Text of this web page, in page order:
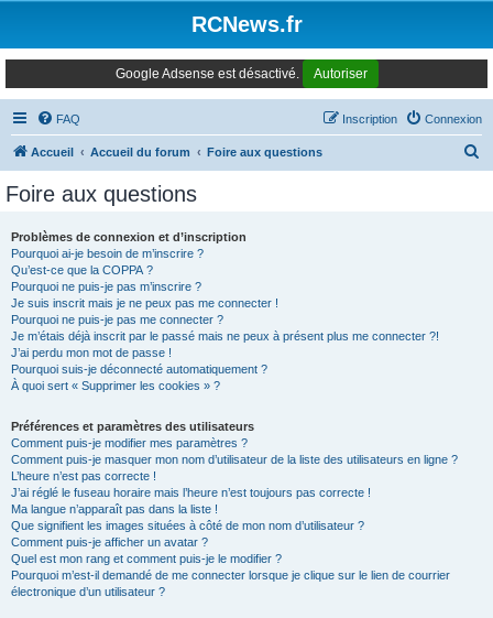
RCNews.fr
Google Adsense est désactivé. Autoriser
FAQ Connexion
Inscription
Accueil Accueil du forum Foire aux questions
Foire aux questions
Problèmes de connexion et d’inscription
Pourquoi ai-je besoin de m’inscrire ?
Qu’est-ce que la COPPA ?
Pourquoi ne puis-je pas m’inscrire ?
Je suis inscrit mais je ne peux pas me connecter !
Pourquoi ne puis-je pas me connecter ?
Je m’étais déjà inscrit par le passé mais ne peux à présent plus me connecter ?!
J’ai perdu mon mot de passe !
Pourquoi suis-je déconnecté automatiquement ?
À quoi sert « Supprimer les cookies » ?
Préférences et paramètres des utilisateurs
Comment puis-je modifier mes paramètres ?
Comment puis-je masquer mon nom d’utilisateur de la liste des utilisateurs en ligne ?
L’heure n’est pas correcte !
J’ai réglé le fuseau horaire mais l’heure n’est toujours pas correcte !
Ma langue n’apparaît pas dans la liste !
Que signifient les images situées à côté de mon nom d’utilisateur ?
Comment puis-je afficher un avatar ?
Quel est mon rang et comment puis-je le modifier ?
Pourquoi m’est-il demandé de me connecter lorsque je clique sur le lien de courrier
électronique d’un utilisateur ?
Panneau de gestion des cookies